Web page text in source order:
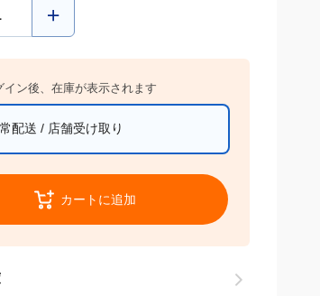
イン後、在庫が表示されます
配送 / 店舗受け取り
カートに追加